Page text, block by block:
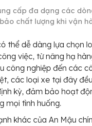
cấp đa dạng các
chất lượng khi vận
thể dễ dàng lựa chọn
việc, từ nâng hạ
công nghiệp đến các
các loại xe tại đây
kỳ, đảm bảo hoạt
mọi tình huống.
khác của An Mậu